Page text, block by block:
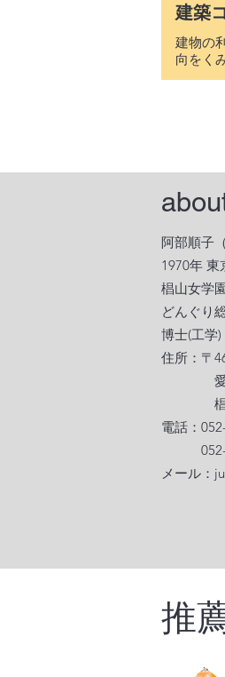
建築
建物の
向をく
阿部順子
1970年 東
椙山女学
どんぐり
博士(工学
住所：〒
愛知県
椙山女
電話：
052-
メール：
推